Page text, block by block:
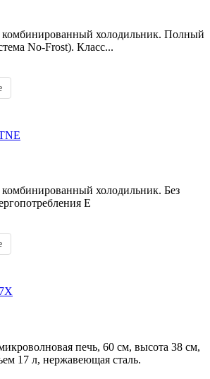
холодильник. Полный
No-Frost). Класс...
холодильник. Без
E
печь, 60 см, высота 38 см,
17 л, нержавеющая сталь.